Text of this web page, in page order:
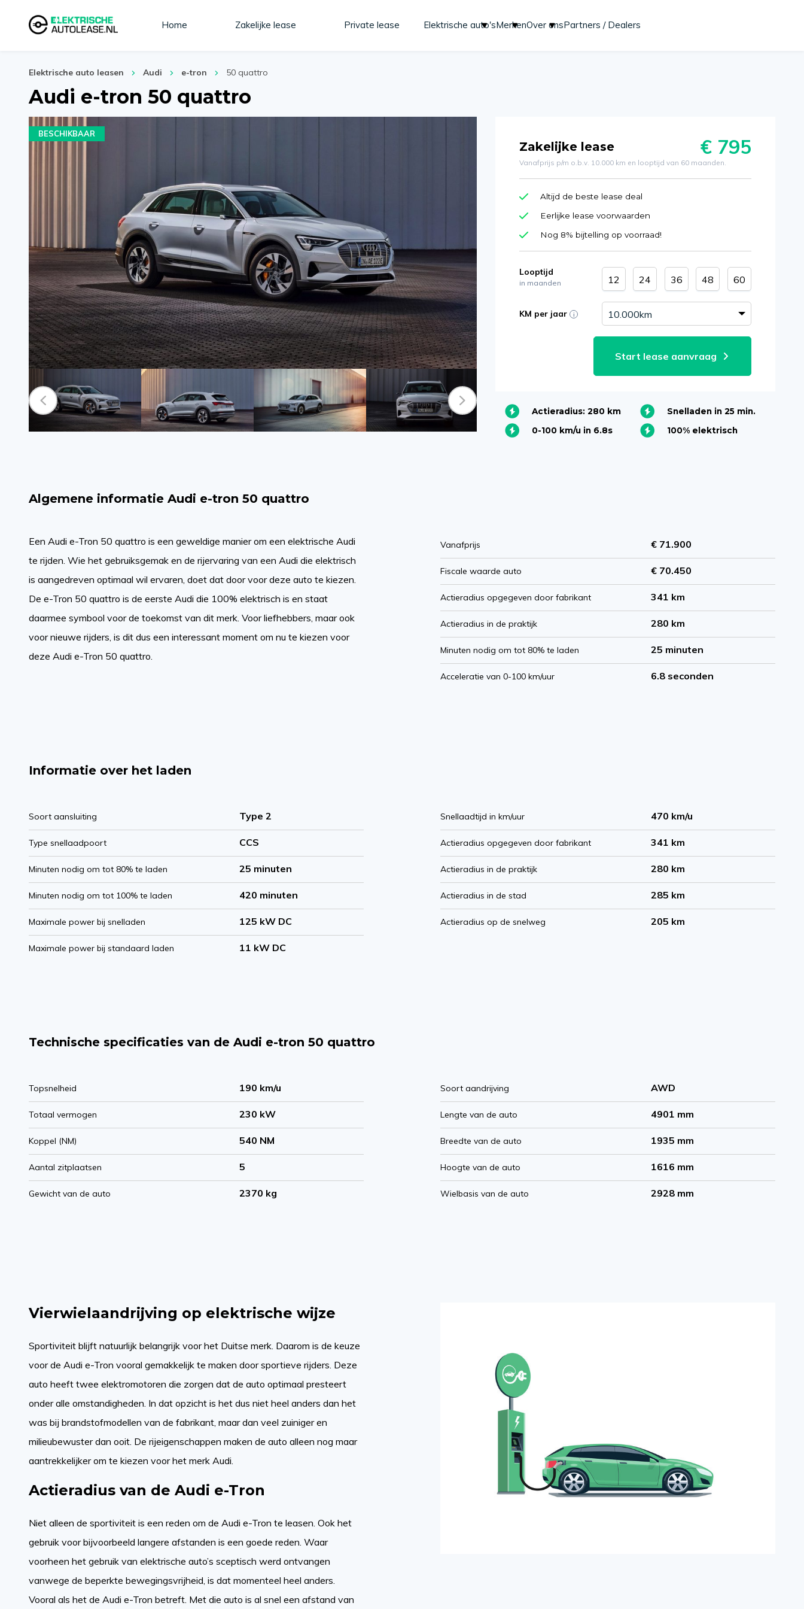
Home Zakelijke lease Private lease Elektrische auto'sMerkenOver onsPartners / Dealers
Elektrische auto leasen Audi e-tron 50 quattro
Audi e-tron 50 quattro
BESCHIKBAAR
Zakelijke lease
Looptijd
in maanden 12 24 36 48 60
KM per jaar
€ 795
Start lease aanvraag
Vanafprijs p/m o.b.v. 10.000 km en looptijd van 60 maanden.
Altijd de beste lease deal
Eerlijke lease voorwaarden
Nog 8% bijtelling op voorraad!
Actieradius: 280 km
0-100 km/u in 6.8s
Snelladen in 25 min.
100% elektrisch
Algemene informatie Audi e-tron 50 quattro
Een Audi e-Tron 50 quattro is een geweldige manier om een elektrische Audi
te rijden. Wie het gebruiksgemak en de rijervaring van een Audi die elektrisch
is aangedreven optimaal wil ervaren, doet dat door voor deze auto te kiezen.
De e-Tron 50 quattro is de eerste Audi die 100% elektrisch is en staat
daarmee symbool voor de toekomst van dit merk. Voor liefhebbers, maar ook
voor nieuwe rijders, is dit dus een interessant moment om nu te kiezen voor
deze Audi e-Tron 50 quattro.
Vanafprijs € 71.900
Fiscale waarde auto € 70.450
Actieradius opgegeven door fabrikant 341 km
Actieradius in de praktijk 280 km
Minuten nodig om tot 80% te laden 25 minuten
Acceleratie van 0-100 km/uur 6.8 seconden
Informatie over het laden
Soort aansluiting Type 2
Type snellaadpoort CCS
Minuten nodig om tot 80% te laden 25 minuten
Minuten nodig om tot 100% te laden 420 minuten
Maximale power bij snelladen 125 kW DC
Maximale power bij standaard laden 11 kW DC
Snellaadtijd in km/uur 470 km/u
Actieradius opgegeven door fabrikant 341 km
Actieradius in de praktijk 280 km
Actieradius in de stad 285 km
Actieradius op de snelweg 205 km
Technische specificaties van de Audi e-tron 50 quattro
Topsnelheid 190 km/u
Totaal vermogen 230 kW
Koppel (NM) 540 NM
Aantal zitplaatsen 5
Gewicht van de auto 2370 kg
Soort aandrijving AWD
Lengte van de auto 4901 mm
Breedte van de auto 1935 mm
Hoogte van de auto 1616 mm
Wielbasis van de auto 2928 mm
Vierwielaandrijving op elektrische wijze
Sportiviteit blijft natuurlijk belangrijk voor het Duitse merk. Daarom is de keuze
voor de Audi e-Tron vooral gemakkelijk te maken door sportieve rijders. Deze
auto heeft twee elektromotoren die zorgen dat de auto optimaal presteert
onder alle omstandigheden. In dat opzicht is het dus niet heel anders dan het
was bij brandstofmodellen van de fabrikant, maar dan veel zuiniger en
milieubewuster dan ooit. De rijeigenschappen maken de auto alleen nog maar
aantrekkelijker om te kiezen voor het merk Audi.
Actieradius van de Audi e-Tron
Niet alleen de sportiviteit is een reden om de Audi e-Tron te leasen. Ook het
gebruik voor bijvoorbeeld langere afstanden is een goede reden. Waar
voorheen het gebruik van elektrische auto’s sceptisch werd ontvangen
vanwege de beperkte bewegingsvrijheid, is dat momenteel heel anders.
Vooral als het de Audi e-Tron betreft. Met die auto is al snel een afstand van